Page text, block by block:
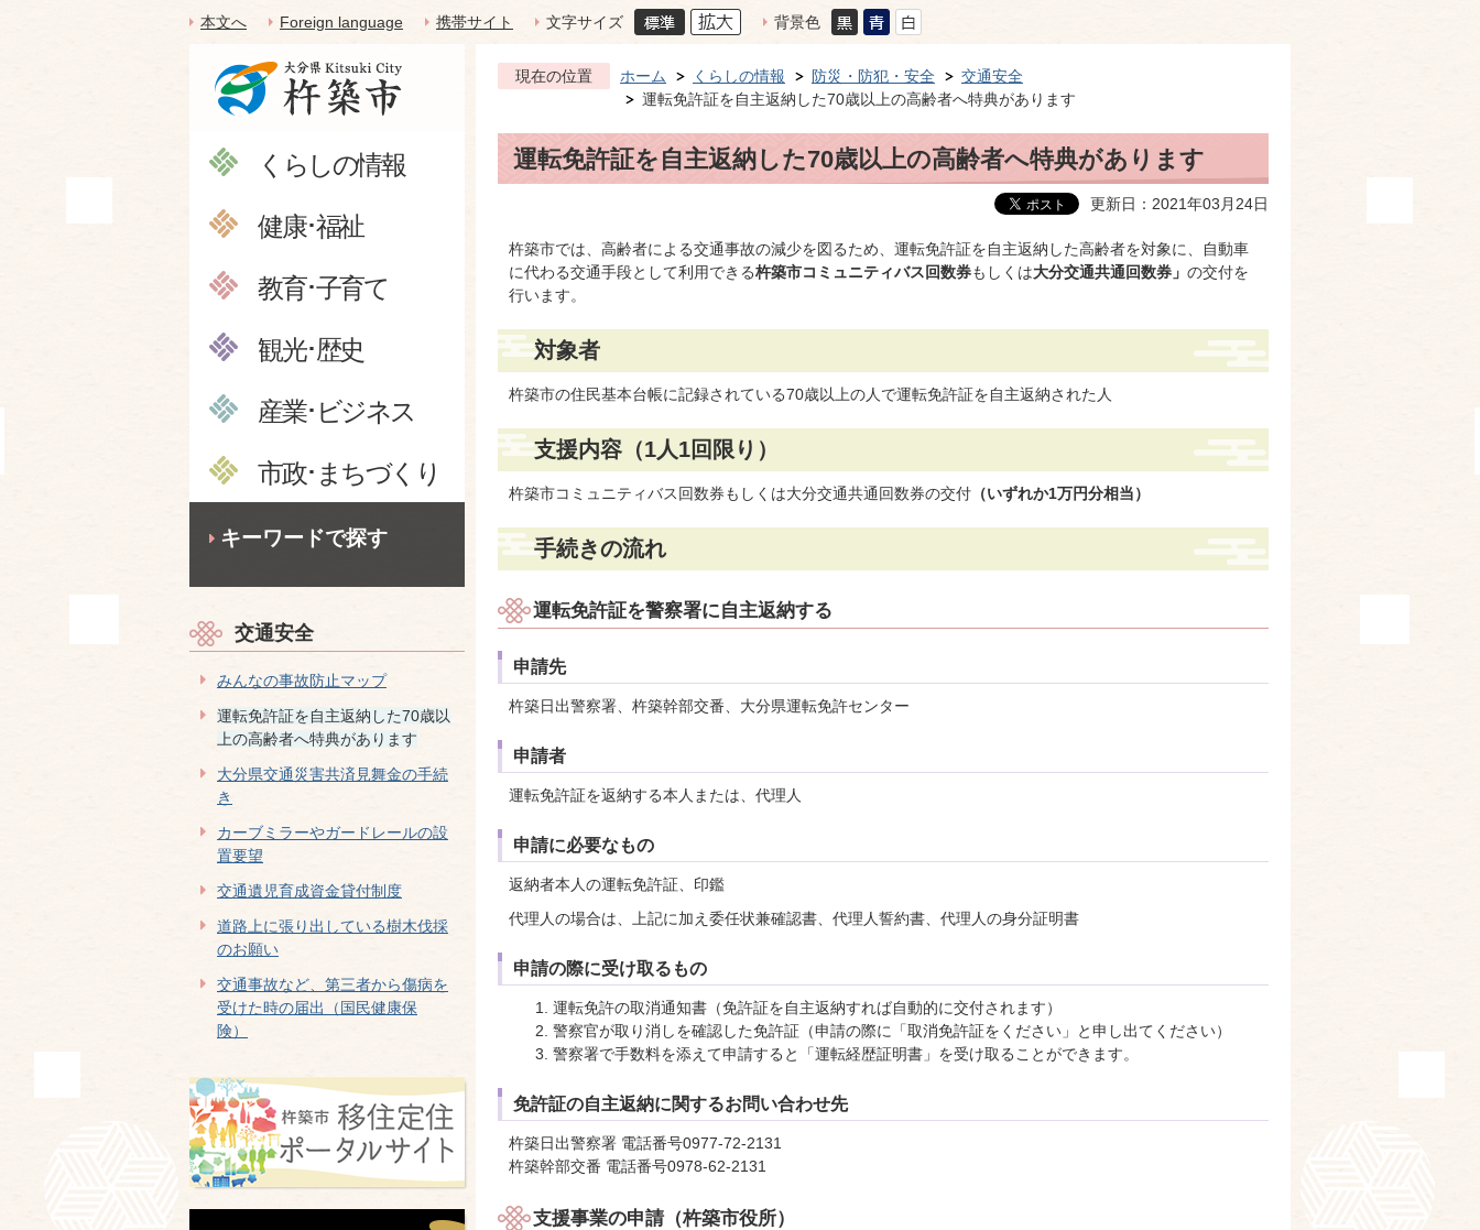
本文へ Foreign language 携帯サイト 文字サイズ 背景色
くらしの情報
健康･福祉
教育･子育て
観光･歴史
産業･ビジネス
市政･まちづくり
キーワードで探す
交通安全
みんなの事故防止マップ
運転免許証を自主返納した70歳以
上の高齢者へ特典があります
大分県交通災害共済見舞金の手続
き
カーブミラーやガードレールの設
置要望
交通遺児育成資金貸付制度
道路上に張り出している樹木伐採
のお願い
交通事故など、第三者から傷病を
受けた時の届出（国民健康保
険）
現在の位置 ホーム くらしの情報 防災・防犯・安全
交通安全
運転免許証を自主返納した70歳以上の高齢者へ特典があります
運転免許証を自主返納した70歳以上の高齢者へ特典があります
更新日：2021年03月24日
杵築市では、高齢者による交通事故の減少を図るため、運転免許証を自主返納した高齢者を対象に、自動車
に代わる交通手段として利用できる杵築市コミュニティバス回数券もしくは大分交通共通回数券」 の交付を
行います。
対象者
杵築市の住民基本台帳に記録されている70歳以上の人で運転免許証を自主返納された人
支援内容（1人1回限り）
杵築市コミュニティバス回数券もしくは大分交通共通回数券の交付 （いずれか1万円分相当）
手続きの流れ
運転免許証を警察署に自主返納する
申請先
杵築日出警察署、杵築幹部交番、大分県運転免許センター
申請者
運転免許証を返納する本人または、代理人
申請に必要なもの
返納者本人の運転免許証、印鑑
代理人の場合は、上記に加え委任状兼確認書、代理人誓約書、代理人の身分証明書
申請の際に受け取るもの
運転免許の取消通知書（免許証を自主返納すれば自動的に交付されます）
警察官が取り消しを確認した免許証（申請の際に「取消免許証をください」と申し出てください）
警察署で手数料を添えて申請すると「運転経歴証明書」を受け取ることができます。
免許証の自主返納に関するお問い合わせ先
杵築日出警察署 電話番号0977-72-2131
杵築幹部交番 電話番号0978-62-2131
支援事業の申請（杵築市役所）